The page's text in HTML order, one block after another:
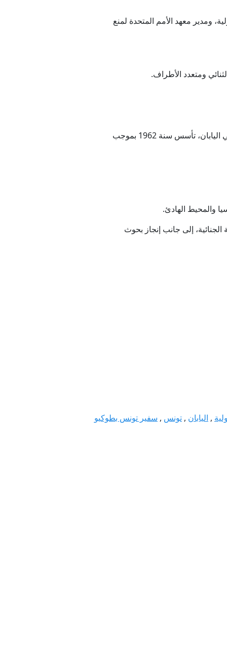
على الأطفال
ومدير معهد الأمم المتحدة لمنع
ومتعدد الأطراف.
ويشار إلى أن معهد الأمم المتحدة لمنع الجريمة ومعاملة المجرمين في آسيا والشرق الأقصى، الذي يوجد مقره في اليابان، تأسس سنة 1962 بموجب
والمحيط الهادئ.
إلى جانب إنجاز بحوث
, اليابان , تونس , سفير تونس بطوكيو